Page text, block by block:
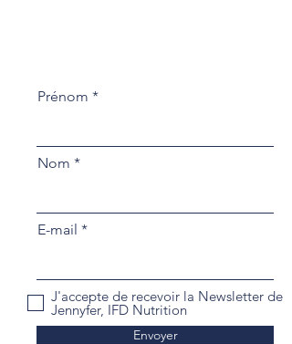
Prénom
Nom
E-mail
J'accepte de recevoir la Newsletter de
Jennyfer, IFD Nutrition
Envoyer